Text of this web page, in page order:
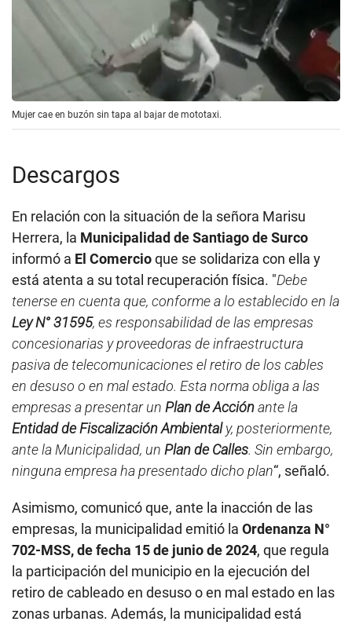
Mujer cae en buzón sin tapa al bajar de mototaxi.
Descargos
En relación con la situación de la señora Marisu
Herrera, la Municipalidad de Santiago de Surco
informó a El Comercioque se solidariza con ella y
está atenta a su total recuperación física. "Debe
tenerse en cuenta que, conforme a lo establecido en la
Ley N° 31595, es responsabilidad de las empresas
concesionarias y proveedoras de infraestructura
pasiva de telecomunicaciones el retiro de los cables
en desuso o en mal estado. Esta norma obliga a las
empresas a presentar un Plan de Acciónante la
Entidad de Fiscalización Ambientaly, posteriormente,
ante la Municipalidad, un Plan de Calles. Sin embargo,
ninguna empresa ha presentado dicho plan“, señaló.
Asimismo, comunicó que, ante la inacción de las
empresas, la municipalidad emitió la Ordenanza N°
702-MSS, de fecha 15 de junio de 2024, que regula
la participación del municipio en la ejecución del
retiro de cableado en desuso o en mal estado en las
zonas urbanas. Además, la municipalidad está